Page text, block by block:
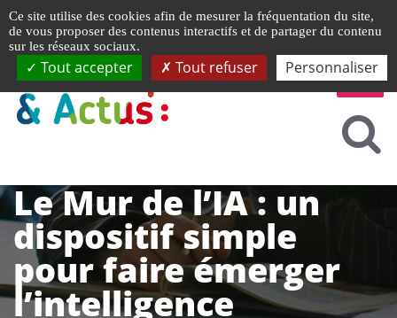
Le Mur de l’IA : un
dispositif simple
pour faire émerger
l’intelligence
Ce site utilise des cookies afin de mesurer la fréquentation du site,
de vous proposer des contenus interactifs et de partager du contenu
sur les réseaux sociaux.
Tout accepter Tout refuser Personnaliser